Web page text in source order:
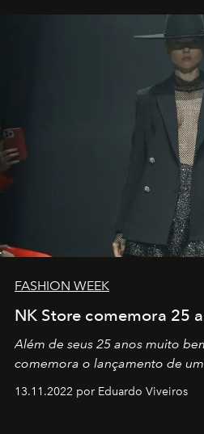
por propósitos, com um claro
FASHION WEEK
NK Store comemora 25
Além de seus 25 anos muito
comemora o lançamento de
13.11.2022 por Eduardo Viveiros